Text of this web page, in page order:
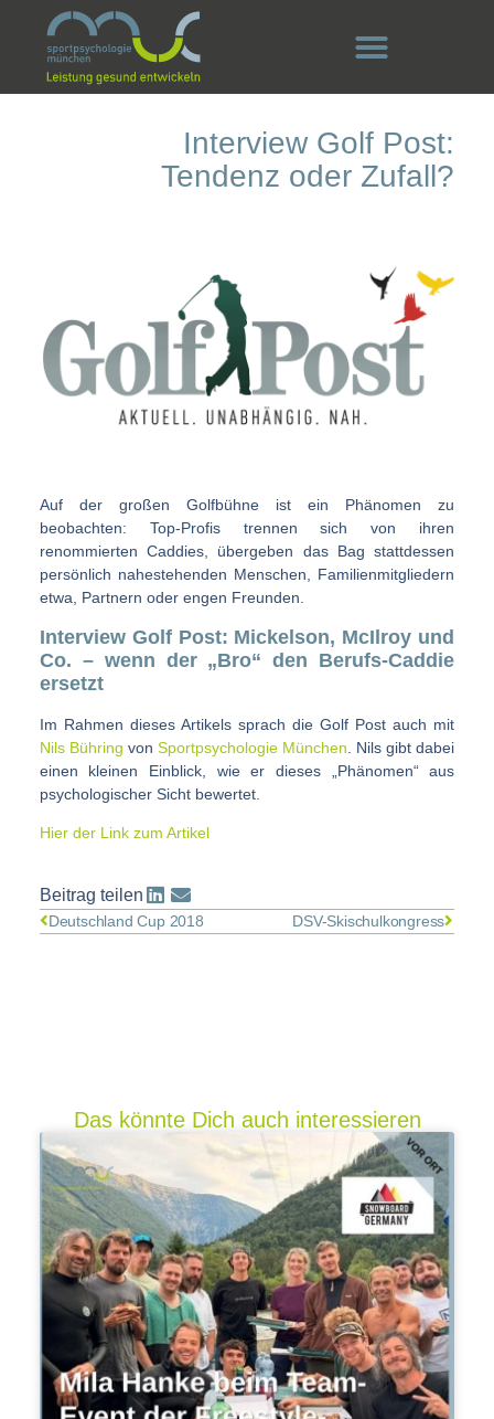
Interview Golf Post:
Tendenz oder Zufall?
Auf der großen Golfbühne ist ein Phänomen zu
beobachten: Top-Profis trennen sich von ihren
renommierten Caddies, übergeben das Bag stattdessen
persönlich nahestehenden Menschen, Familienmitgliedern
etwa, Partnern oder engen Freunden.
Interview Golf Post: Mickelson, McIlroy und
Co. – wenn der „Bro“ den Berufs-Caddie
ersetzt
Im Rahmen dieses Artikels sprach die Golf Post auch mit
Nils Bühring von Sportpsychologie München . Nils gibt dabei
einen kleinen Einblick, wie er dieses „Phänomen“ aus
psychologischer Sicht bewertet.
Hier der Link zum Artikel
Beitrag teilen
Deutschland Cup 2018 DSV-Skischulkongress
Das könnte Dich auch interessieren